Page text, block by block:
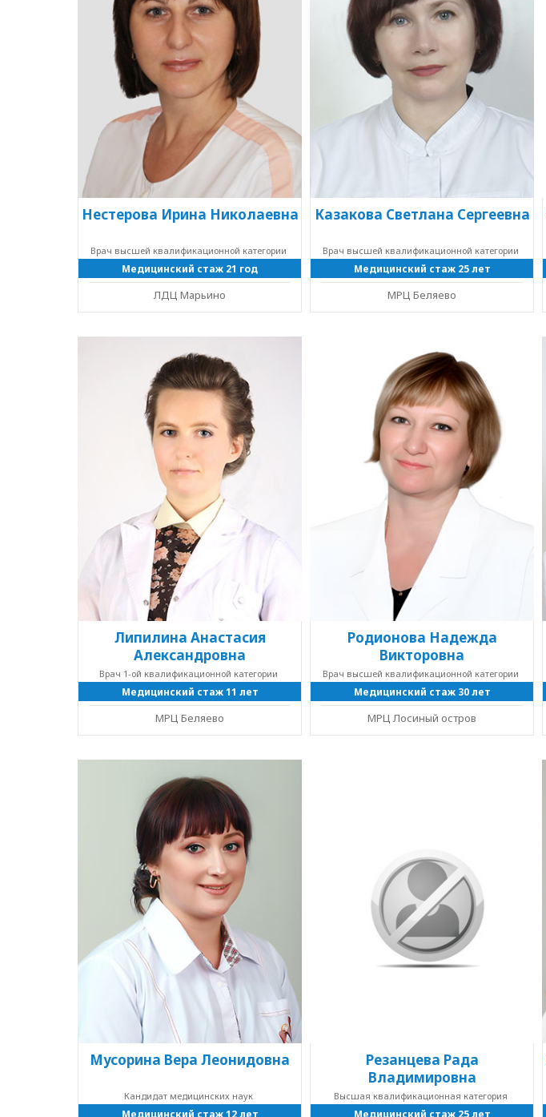
Нестерова Ирина Николаевна
Врач высшей квалификационной категории
Медицинский стаж 21 год
ЛДЦ Марьино
Казакова Светлана Сергеевна
Врач высшей квалификационной категории
Медицинский стаж 25 лет
МРЦ Беляево
Липилина Анастасия
Александровна
Врач 1-ой квалификационной категории
Медицинский стаж 11 лет
МРЦ Беляево
Родионова Надежда
Викторовна
Врач высшей квалификационной категории
Медицинский стаж 30 лет
МРЦ Лосиный остров
Мусорина Вера Леонидовна
Кандидат медицинских наук
Резанцева Рада
Владимировна
Высшая квалификационная категория